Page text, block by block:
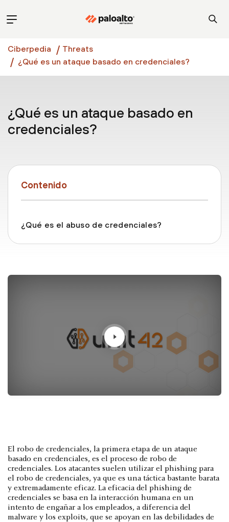
Ciberpedia
Threats
¿Qué es un ataque basado en credenciales?
¿Qué es un ataque basado en
credenciales?
Contenido
¿Qué es el abuso de credenciales?
El robo de credenciales, la primera etapa de un ataque
basado en credenciales, es el proceso de robo de
credenciales. Los atacantes suelen utilizar el phishing para
el robo de credenciales, ya que es una táctica bastante barata
y extremadamente eficaz. La eficacia del phishing de
credenciales se basa en la interacción humana en un
intento de engañar a los empleados, a diferencia del
malware y los exploits, que se apoyan en las debilidades de